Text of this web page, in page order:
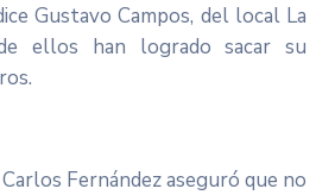
Gustavo Campos, del local La
ellos han logrado sacar su
Fernández aseguró que no